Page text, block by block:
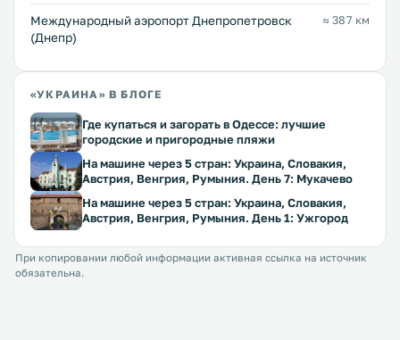
Международный аэропорт Днепропетровск
(Днепр)
≈ 387 км
«УКРАИНА» В БЛОГЕ
Где купаться и загорать в Одессе: лучшие
городские и пригородные пляжи
На машине через 5 стран: Украина, Словакия,
Австрия, Венгрия, Румыния. День 7: Мукачево
На машине через 5 стран: Украина, Словакия,
Австрия, Венгрия, Румыния. День 1: Ужгород
При копировании любой информации активная ссылка на источник
обязательна.